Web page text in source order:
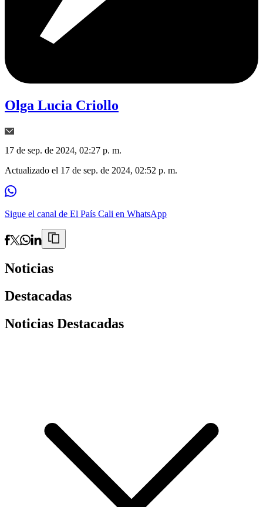
Olga Lucia Criollo
17 de sep. de 2024, 02:27 p. m.
Actualizado el 17 de sep. de 2024, 02:52 p. m.
Sigue el canal de El País Cali en WhatsApp
Noticias
Destacadas
Noticias Destacadas